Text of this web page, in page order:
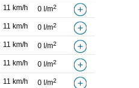
11 km/h 0 l/m2
11 km/h 0 l/m2
11 km/h 0 l/m2
11 km/h 0 l/m2
11 km/h 0 l/m2